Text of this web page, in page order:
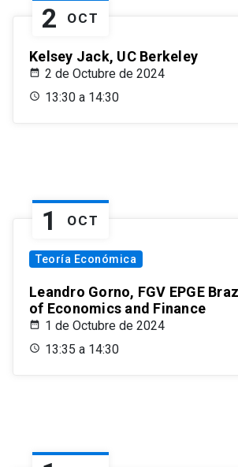
2 OCT
Kelsey Jack, UC Berkeley
2 de Octubre de 2024
13:30 a 14:30
1 OCT
Teoría Económica
Leandro Gorno, FGV EPGE
of Economics and Finance
1 de Octubre de 2024
13:35 a 14:30